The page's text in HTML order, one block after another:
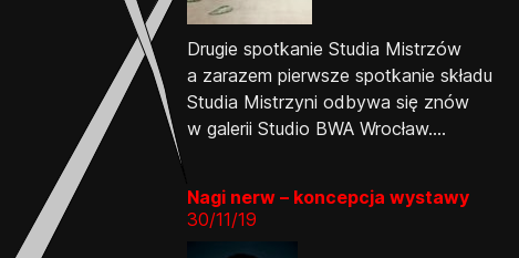
Drugie spotkanie Studia Mistrzów
a zarazem pierwsze spotkanie składu
Studia Mistrzyni odbywa się znów
w galerii Studio BWA Wrocław....
Nagi nerw – koncepcja wystawy
30/11/19